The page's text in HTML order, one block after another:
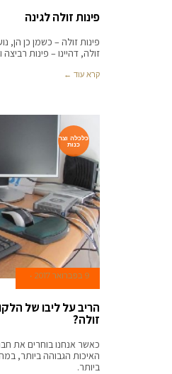
פינות זולה לגינה
פינות זולה – כשמן כן הן,
זולה, דהיינו – פינות רביצה
קרא עוד ←
כלכלה וצר
כנות
9 בפברואר 2017
הריב על ליבו של
זולה?
כאשר אנחנו בוחרים את
האיכות הגבוהה ביותר,
ביותר.